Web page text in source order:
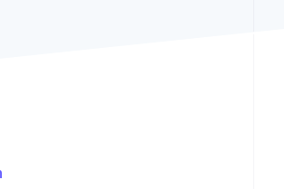
cómo Stripe construye la infraestructura